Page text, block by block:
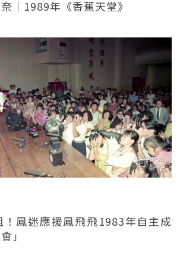
｜1989年《香蕉天堂》
！鳳迷應援鳳飛飛1983年自主成
」